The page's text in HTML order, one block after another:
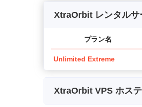
XtraOrbit レンタルサ
プラン名
Unlimited Extreme
XtraOrbit VPS ホス